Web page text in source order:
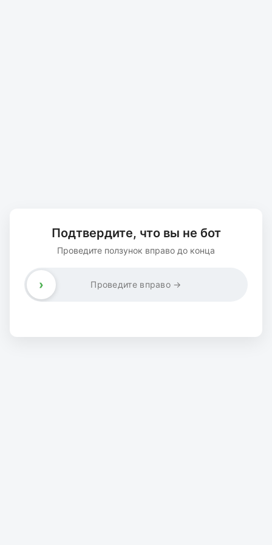
Подтвердите, что вы не бот
Проведите ползунок вправо до конца
Проведите вправо →
›